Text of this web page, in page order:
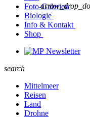
Foto-Galerien
Biologie
Info & Kontakt
Shop
Newsletter
search
Mittelmeer
Reisen
Land
Drohne